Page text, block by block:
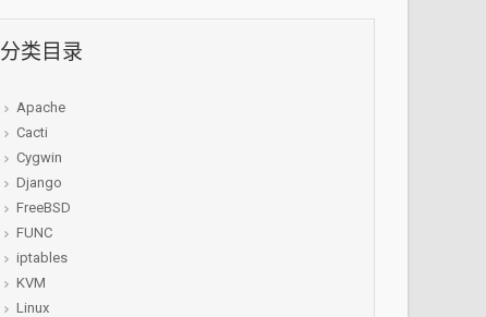
分类目录
Apache
Cacti
Cygwin
Django
FreeBSD
FUNC
iptables
KVM
Linux